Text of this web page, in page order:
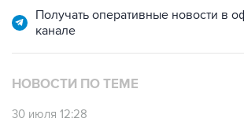
Получать оперативные новости в
канале
НОВОСТИ ПО ТЕМЕ
30 июля 12:28